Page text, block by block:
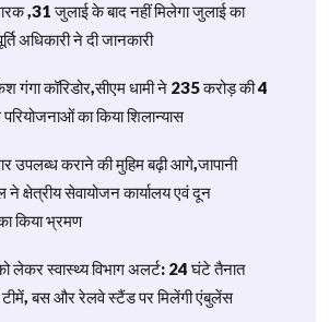
,31 जुलाई के बाद नहीं मिलेगा जुलाई का
अधिकारी ने दी जानकारी
गंगा कॉरिडोर,सीएम धामी ने 235 करोड़ की 4
का किया शिलान्यास
उपलब्ध कराने की मुहिम बढ़ी आगे,जापानी
ने क्षेत्रीय सेवायोजन कार्यालय एवं दून
किया भ्रमण
लेकर स्वास्थ्य विभाग अलर्ट: 24 घंटे तैनात
टीमें, बस और रेलवे स्टैंड पर मिलेंगी एंबुलेंस